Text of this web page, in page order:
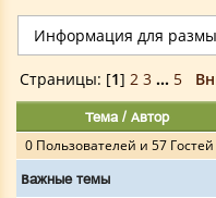
Информация для
Страницы: [1] 2 3 ... 5
Тема/ Автор
0 Пользователей и 57
Важные темы